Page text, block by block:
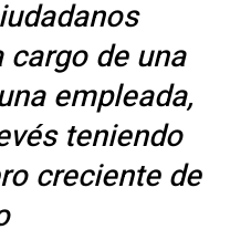
de una
empleada,
teniendo
creciente de